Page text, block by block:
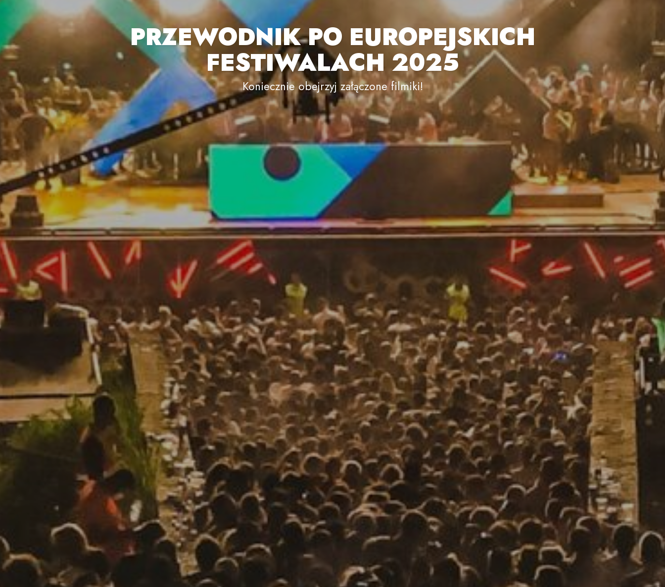
PRZEWODNIK PO EUROPEJSKICH
FESTIWALACH 2025
Koniecznie obejrzyj załączone filmiki!